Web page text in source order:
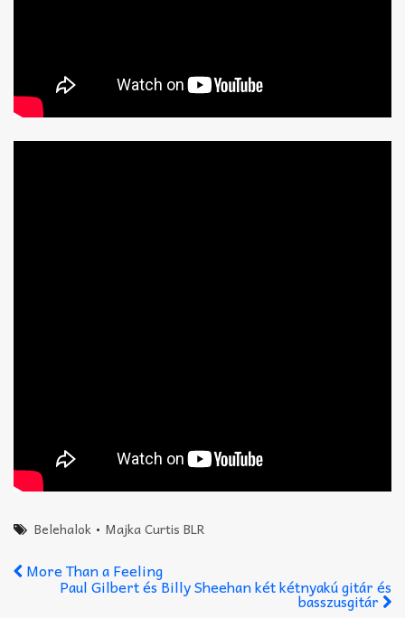
Belehalok • Majka Curtis BLR
More Than a Feeling
Paul Gilbert és Billy Sheehan két kétnyakú gitár és
basszusgitár